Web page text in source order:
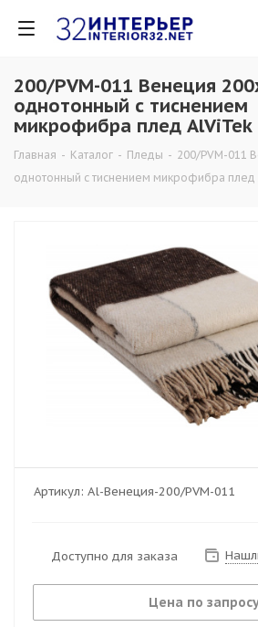
200/PVM-011 Венеция
однотонный с тиснением
микрофибра плед AlViTek
Главная - Каталог - Пледы - 200/PVM-011
однотонный с тиснением микрофибра плед
Артикул: Al-Венеция-200/PVM-011
Доступно для заказа
Цена по